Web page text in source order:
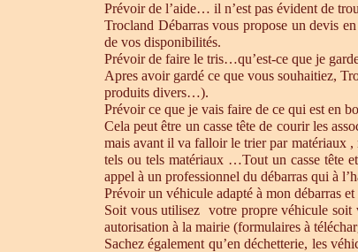
Prévoir de l’aide… il n’est pas évident de
Trocland Débarras vous propose un devis
de vos disponibilités.
Prévoir de faire le tris…qu’est-ce que je
Apres avoir gardé ce que vous souhaitiez,
produits divers…).
Prévoir ce que je vais faire de ce qui est en
Cela peut être un casse tête de courir les
mais avant il va falloir le trier par matériaux ,
tels ou tels matériaux …Tout un casse tête
appel à un professionnel du débarras qui à
Prévoir un véhicule adapté à mon débarras
Soit vous utilisez votre propre véhicule soit
autorisation à la mairie (formulaires à
Sachez également qu’en déchetterie, les